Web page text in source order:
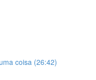
coisa (26:42)